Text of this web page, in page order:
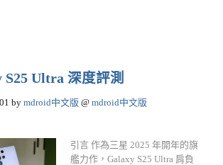
S25 Ultra 深度評測
by mdroid中文版 @ mdroid中文版
引言 作為三星 2025 年開年的旗
艦力作，Galaxy S25 Ultra 肩負